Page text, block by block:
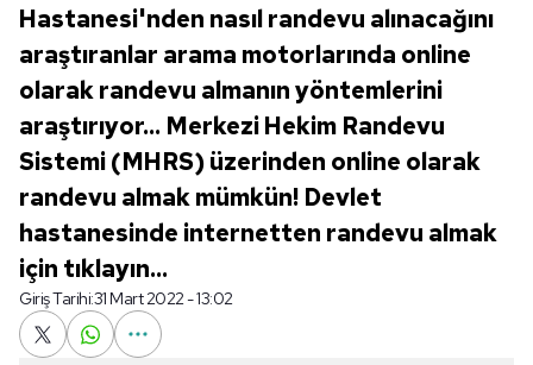
Hastanesi'nden nasıl randevu alınacağını
araştıranlar arama motorlarında online
olarak randevu almanın yöntemlerini
araştırıyor... Merkezi Hekim Randevu
Sistemi (MHRS) üzerinden online olarak
randevu almak mümkün! Devlet
hastanesinde internetten randevu almak
için tıklayın...
Giriş Tarihi:31 Mart 2022 - 13:02